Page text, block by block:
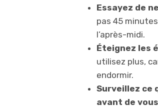
Essayez de
pas 45
l’après-midi.
Éteignez les
utilisez plus,
endormir.
Surveillez ce
avant de